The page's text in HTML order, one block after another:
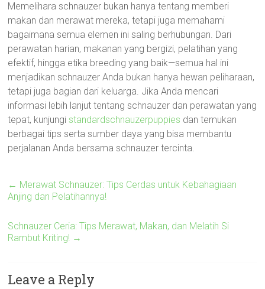
Memelihara schnauzer bukan hanya tentang memberi
makan dan merawat mereka, tetapi juga memahami
bagaimana semua elemen ini saling berhubungan. Dari
perawatan harian, makanan yang bergizi, pelatihan yang
efektif, hingga etika breeding yang baik—semua hal ini
menjadikan schnauzer Anda bukan hanya hewan peliharaan,
tetapi juga bagian dari keluarga. Jika Anda mencari
informasi lebih lanjut tentang schnauzer dan perawatan yang
tepat, kunjungi standardschnauzerpuppies dan temukan
berbagai tips serta sumber daya yang bisa membantu
perjalanan Anda bersama schnauzer tercinta.
← Merawat Schnauzer: Tips Cerdas untuk Kebahagiaan
Anjing dan Pelatihannya!
Schnauzer Ceria: Tips Merawat, Makan, dan Melatih Si
Rambut Kriting! →
Leave a Reply